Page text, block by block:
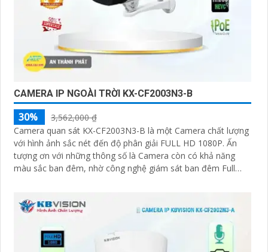
CAMERA IP NGOÀI TRỜI KX-CF2003N3-B
30%
3,562,000 ₫
Camera quan sát KX-CF2003N3-B là một Camera chất lượng
với hình ảnh sắc nét đến độ phân giải FULL HD 1080P. Ấn
tượng ơn với những thông số là Camera còn có khả năng
màu sắc ban đêm, nhờ công nghệ giám sát ban đêm Full